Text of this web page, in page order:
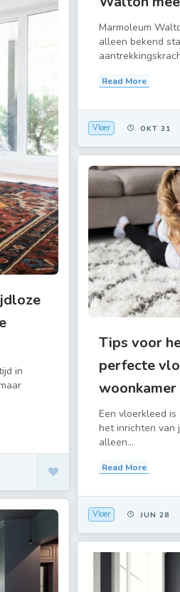
Marmoleum
alleen bekend
Read More
Vloer OKT 31
in
Tips voor
perfecte
woonkamer
Een vloerkleed
het inrichten van
alleen...
Read More
Vloer JUN 28